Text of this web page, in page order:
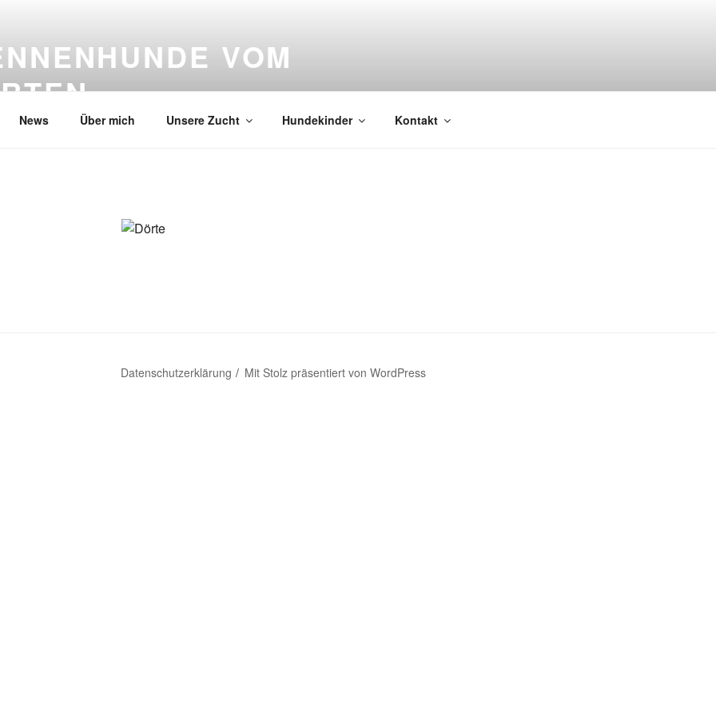
VOM
News Über mich Unsere Zucht Hundekinder Kontakt
Datenschutzerklärung Mit Stolz präsentiert von WordPress